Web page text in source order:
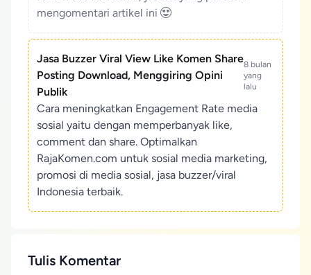
mengomentari artikel ini
Jasa Buzzer Viral View Like Komen Share
Posting Download, Menggiring Opini
Publik
8 bulan
yang
lalu
Cara meningkatkan Engagement Rate media
sosial yaitu dengan memperbanyak like,
comment dan share. Optimalkan
RajaKomen.com untuk sosial media marketing,
promosi di media sosial, jasa buzzer/viral
Indonesia terbaik.
Tulis Komentar